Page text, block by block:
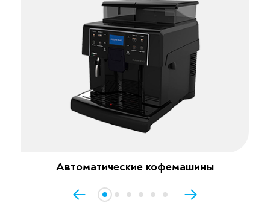
Автоматические кофемашины